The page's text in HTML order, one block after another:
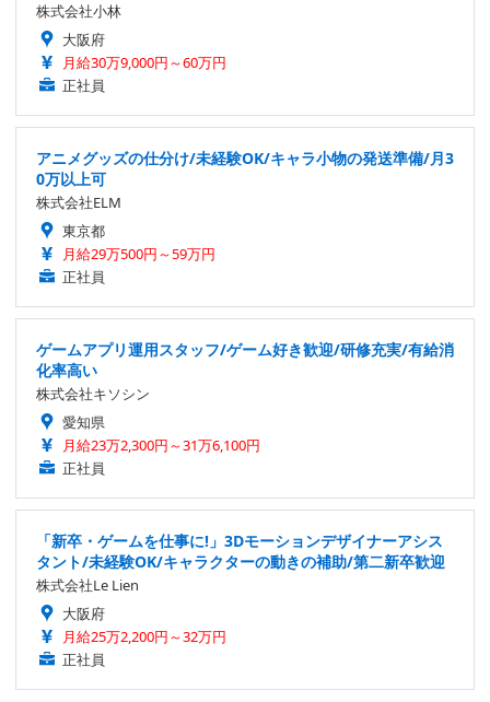
株式会社小林
大阪府
月給30万9,000円～60万円
正社員
アニメグッズの仕分け/未経験OK/キャラ小物の発送準備/月3
0万以上可
株式会社ELM
東京都
月給29万500円～59万円
正社員
ゲームアプリ運用スタッフ/ゲーム好き歓迎/研修充実/有給消
化率高い
株式会社キソシン
愛知県
月給23万2,300円～31万6,100円
正社員
「新卒・ゲームを仕事に!」3Dモーションデザイナーアシス
タント/未経験OK/キャラクターの動きの補助/第二新卒歓迎
株式会社Le Lien
大阪府
月給25万2,200円～32万円
正社員